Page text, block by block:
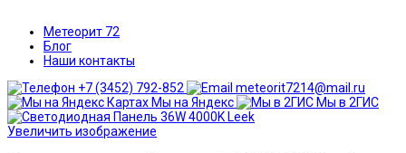
Метеорит 72
Блог
Наши контакты
+7 (3452) 792-852
meteorit7214@mail.ru
Мы на Яндекс
Мы в 2ГИС
Увеличить изображение